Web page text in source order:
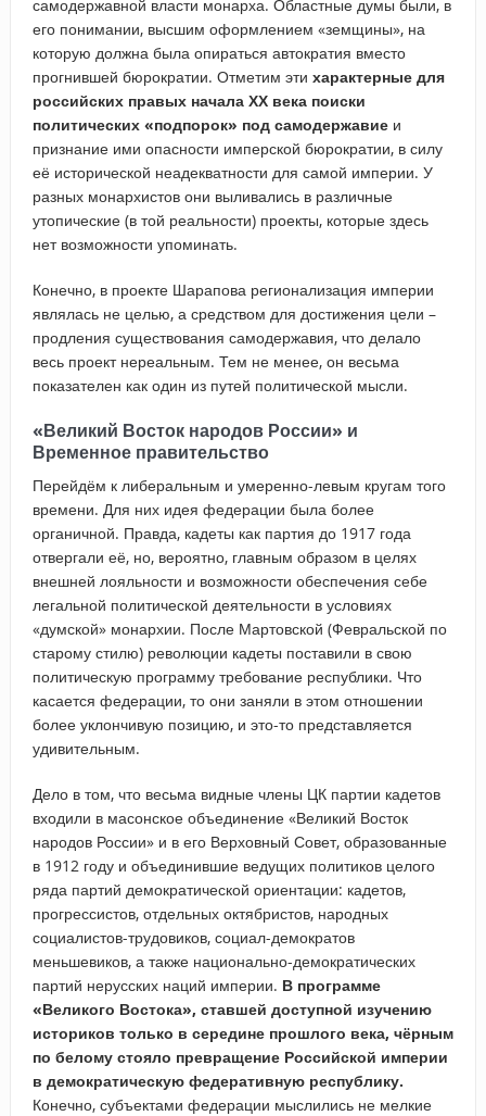
самодержавной власти монарха. Областные думы были, в
его понимании, высшим оформлением «земщины», на
которую должна была опираться автократия вместо
прогнившей бюрократии. Отметим эти характерные для
российских правых начала ХХ века поиски
политических «подпорок» под самодержавиеи
признание ими опасности имперской бюрократии, в силу
её исторической неадекватности для самой империи. У
разных монархистов они выливались в различные
утопические (в той реальности) проекты, которые здесь
нет возможности упоминать.
Конечно, в проекте Шарапова регионализация империи
являлась не целью, а средством для достижения цели –
продления существования самодержавия, что делало
весь проект нереальным. Тем не менее, он весьма
показателен как один из путей политической мысли.
«Великий Восток народов России» и
Временное правительство
Перейдём к либеральным и умеренно-левым кругам того
времени. Для них идея федерации была более
органичной. Правда, кадеты как партия до 1917 года
отвергали её, но, вероятно, главным образом в целях
внешней лояльности и возможности обеспечения себе
легальной политической деятельности в условиях
«думской» монархии. После Мартовской (Февральской по
старому стилю) революции кадеты поставили в свою
политическую программу требование республики. Что
касается федерации, то они заняли в этом отношении
более уклончивую позицию, и это-то представляется
удивительным.
Дело в том, что весьма видные члены ЦК партии кадетов
входили в масонское объединение «Великий Восток
народов России» и в его Верховный Совет, образованные
в 1912 году и объединившие ведущих политиков целого
ряда партий демократической ориентации: кадетов,
прогрессистов, отдельных октябристов, народных
социалистов-трудовиков, социал-демократов
меньшевиков, а также национально-демократических
партий нерусских наций империи. В программе
«Великого Востока», ставшей доступной изучению
историков только в середине прошлого века, чёрным
по белому стояло превращение Российской империи
в демократическую федеративную республику.
Конечно, субъектами федерации мыслились не мелкие